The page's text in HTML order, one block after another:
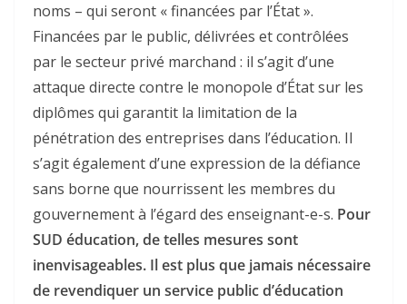
noms – qui seront « financées par l’État ».
Financées par le public, délivrées et contrôlées
par le secteur privé marchand : il s’agit d’une
attaque directe contre le monopole d’État sur les
diplômes qui garantit la limitation de la
pénétration des entreprises dans l’éducation. Il
s’agit également d’une expression de la défiance
sans borne que nourrissent les membres du
gouvernement à l’égard des enseignant-e-s. Pour
SUD éducation, de telles mesures sont
inenvisageables. Il est plus que jamais nécessaire
de revendiquer un service public d’éducation